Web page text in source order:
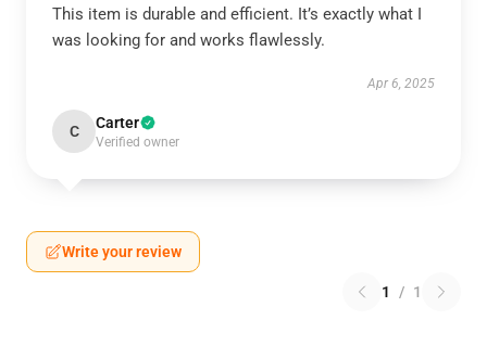
This item is durable and efficient. It’s exactly what I
was looking for and works flawlessly.
Apr 6, 2025
C Carter
Verified owner
Write your review
1 / 1